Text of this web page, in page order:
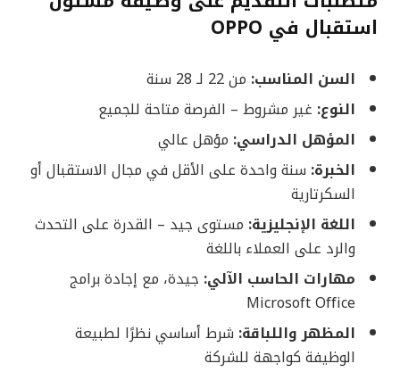
استقبال في OPPO
السن المناسب: من 22 لـ 28 سنة
النوع: غير مشروط – الفرصة متاحة للجميع
المؤهل الدراسي: مؤهل عالي
الخبرة: سنة واحدة على الأقل في مجال الاستقبال أو
السكرتارية
اللغة الإنجليزية: مستوى جيد – القدرة على التحدث
والرد على العملاء باللغة
مهارات الحاسب الآلي: جيدة، مع إجادة برامج
Microsoft Office
المظهر واللباقة: شرط أساسي نظرًا لطبيعة
الوظيفة كواجهة للشركة